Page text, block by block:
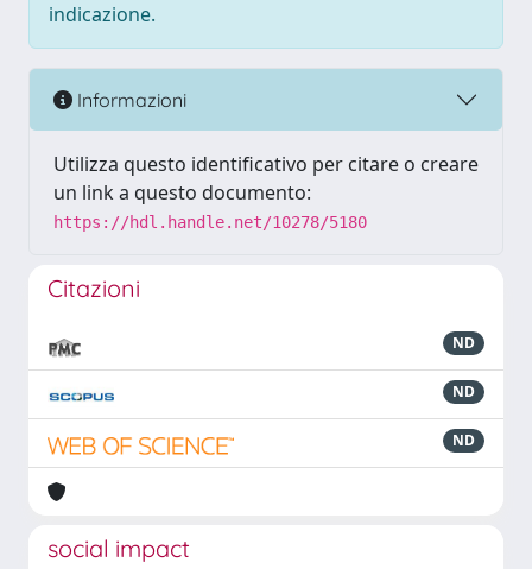
indicazione.
Informazioni
Utilizza questo identificativo per citare o creare
un link a questo documento:
https://hdl.handle.net/10278/5180
Citazioni
ND
ND
ND
social impact